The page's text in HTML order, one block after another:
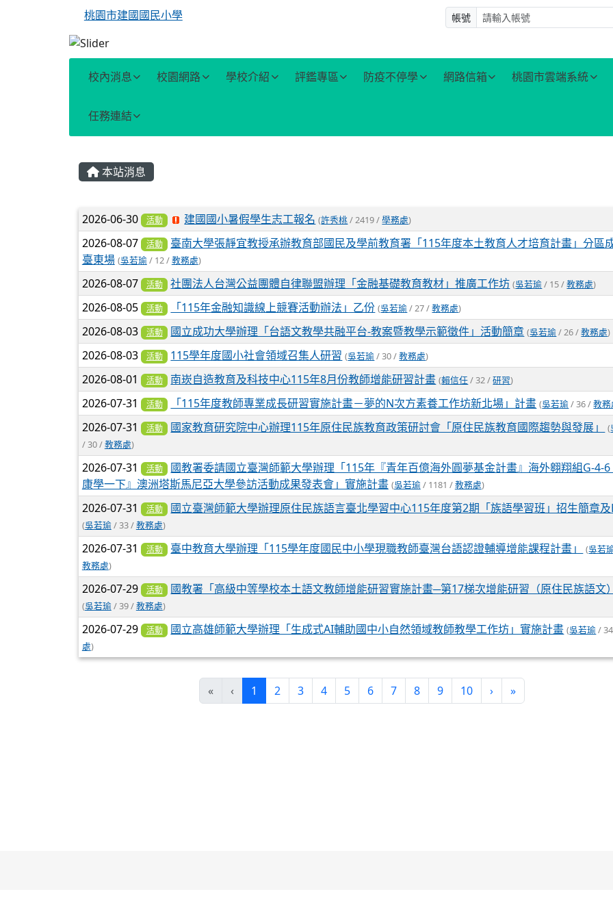
桃園市建國國民小學 帳號
校內消息 校園網路 學校介紹 評鑑專區 防疫不停學 網路信箱 桃園市雲端系統
任務連結
主內容區域
本站消息
文章列表
2026-06-30 活動 建國國小暑假學生志工報名 (許秀桃/ 2419 /學務處)
2026-08-07 活動
臺南大學張靜宜教授承辦教育部國民及學前教育署「115年度本土教育人才培育計畫」分區
臺東場 (吳若瑜/ 12 /教務處)
2026-08-07 活動 社團法人台灣公益團體自律聯盟辦理「金融基礎教育教材」推廣工作坊 (吳若瑜/ 15 /教務處)
2026-08-05 活動 「115年金融知識線上競賽活動辦法」乙份 (吳若瑜/ 27 /教務處)
2026-08-03 活動 國立成功大學辦理「台語文教學共融平台-教案暨教學示範徵件」活動簡章 (吳若瑜/ 26 /教務處)
2026-08-03 活動 115學年度國小社會領域召集人研習 (吳若瑜/ 30 /教務處)
2026-08-01 活動 南崁自造教育及科技中心115年8月份教師增能研習計畫 (賴信任/ 32 /研習)
2026-07-31 活動 「115年度教師專業成長研習實施計畫－夢的N次方素養工作坊新北場」計畫 (吳若瑜/ 36 /教
2026-07-31 活動 國家教育研究院中心辦理115年原住民族教育政策研討會「原住民族教育國際趨勢與發展」 (
/ 30 /教務處)
2026-07-31 活動
國教署委請國立臺灣師範大學辦理「115年『青年百億海外圓夢基金計畫』海外翱翔組G-4-
康學一下』澳洲塔斯馬尼亞大學參訪活動成果發表會」實施計畫 (吳若瑜/ 1181 /教務處)
2026-07-31 活動 國立臺灣師範大學辦理原住民族語言臺北學習中心115年度第2期「族語學習班」招生簡章及
(吳若瑜/ 33 /教務處)
2026-07-31 活動 臺中教育大學辦理「115學年度國民中小學現職教師臺灣台語認證輔導增能課程計畫」 (吳若
教務處)
2026-07-29 活動 國教署「高級中等學校本土語文教師增能研習實施計畫─第17梯次增能研習（原住民族語文
(吳若瑜/ 39 /教務處)
2026-07-29 活動 國立高雄師範大學辦理「生成式AI輔助國中小自然領域教師教學工作坊」實施計畫 (吳若瑜/
處)
« ‹ 1 (目前頁次)
2 3 4 5 6 7 8 9 10 ›下一頁
»最後頁